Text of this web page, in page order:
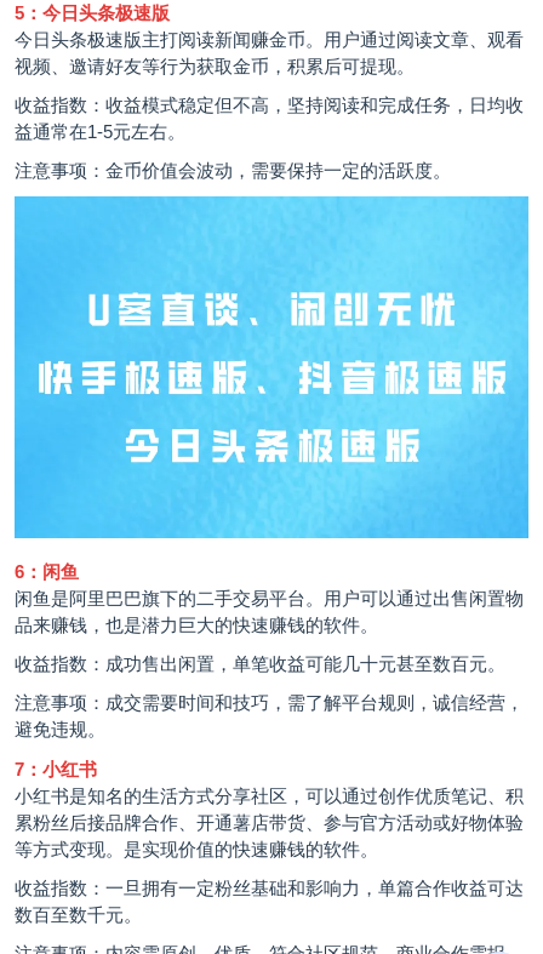
5：今日头条极速版
今日头条极速版主打阅读新闻赚金币。用户通过阅读文章、观看
视频、邀请好友等行为获取金币，积累后可提现。
收益指数：收益模式稳定但不高，坚持阅读和完成任务，日均收
益通常在1-5元左右。
注意事项：金币价值会波动，需要保持一定的活跃度。
6：闲鱼
闲鱼是阿里巴巴旗下的二手交易平台。用户可以通过出售闲置物
品来赚钱，也是潜力巨大的快速赚钱的软件。
收益指数：成功售出闲置，单笔收益可能几十元甚至数百元。
注意事项：成交需要时间和技巧，需了解平台规则，诚信经营，
避免违规。
7：小红书
小红书是知名的生活方式分享社区，可以通过创作优质笔记、积
累粉丝后接品牌合作、开通薯店带货、参与官方活动或好物体验
等方式变现。是实现价值的快速赚钱的软件。
收益指数：一旦拥有一定粉丝基础和影响力，单篇合作收益可达
数百至数千元。